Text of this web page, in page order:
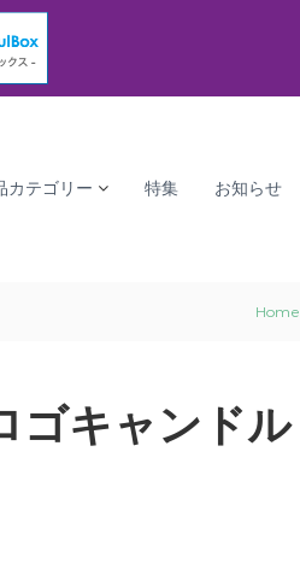
カテゴリー 特集 お知らせ
Home
ゴキャンドル